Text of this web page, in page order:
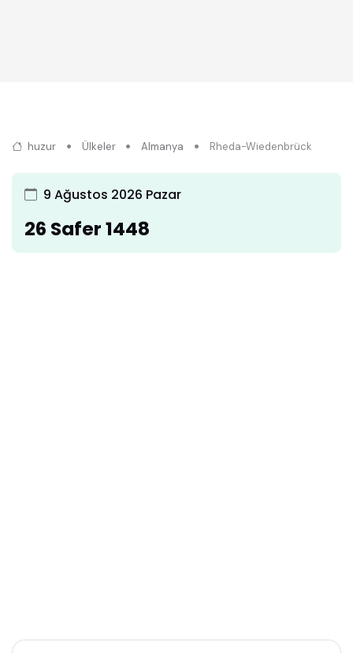
huzur Ülkeler Almanya Rheda-Wiedenbrück
9 Ağustos 2026 Pazar
26 Safer 1448